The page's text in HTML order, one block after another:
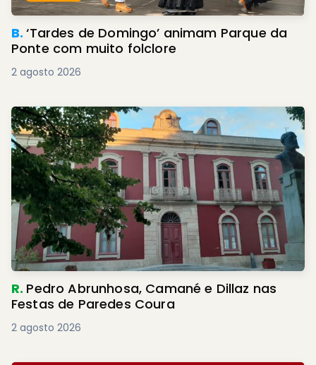
B.‘Tardes de Domingo’ animam Parque da
Ponte com muito folclore
2 agosto 2026
R. Pedro Abrunhosa, Camané e Dillaz nas
Festas de Paredes Coura
2 agosto 2026